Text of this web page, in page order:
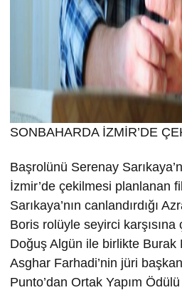
SONBAHARDA İZMİR’DE
Başrolünü Serenay
İzmir’de çekilmesi planlanan
Sarıkaya’nın canlandırdığı
Boris rolüyle seyirci karşısına
Doğuş Algün ile birlikte Burak
Asghar Farhadi’nin jüri
Punto’dan Ortak Yapım